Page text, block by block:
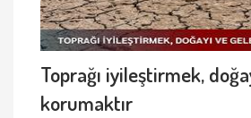
Toprağı iyileştirmek,
korumaktır